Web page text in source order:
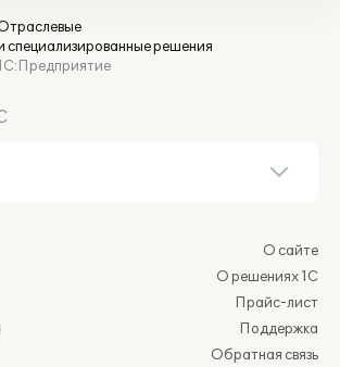
специализированные решения
О сайте
О решениях 1С
Прайс-лист
Поддержка
Обратная связь